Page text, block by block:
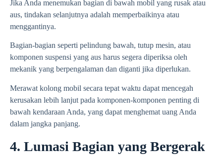
Jika Anda menemukan bagian di bawah mobil yang rusak atau
aus, tindakan selanjutnya adalah memperbaikinya atau
menggantinya.
Bagian-bagian seperti pelindung bawah, tutup mesin, atau
komponen suspensi yang aus harus segera diperiksa oleh
mekanik yang berpengalaman dan diganti jika diperlukan.
Merawat kolong mobil secara tepat waktu dapat mencegah
kerusakan lebih lanjut pada komponen-komponen penting di
bawah kendaraan Anda, yang dapat menghemat uang Anda
dalam jangka panjang.
4. Lumasi Bagian yang Bergerak